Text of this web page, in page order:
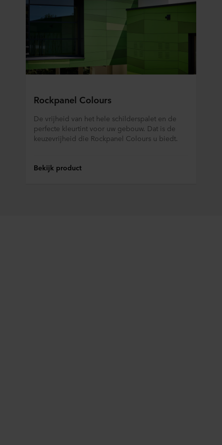
Rockpanel Colours
De vrijheid van het hele schilderspalet en de
perfecte kleurtint voor uw gebouw. Dat is de
keuzevrijheid die Rockpanel Colours u biedt.
Bekijk product